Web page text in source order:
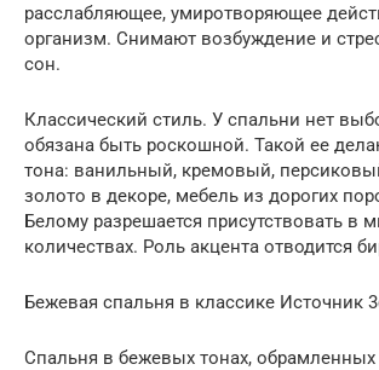
расслабляющее, умиротворяющее
организм. Снимают возбуждение и
сон.
Классический стиль. У спальни нет
обязана быть роскошной. Такой ее
тона: ванильный, кремовый,
золото в декоре, мебель из дорогих
Белому разрешается присутствовать в
количествах. Роль акцента отводится
Бежевая спальня в классике Источник
Спальня в бежевых тонах,